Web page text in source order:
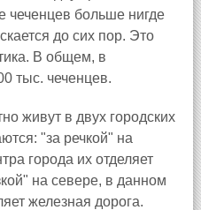
чеченцев больше нигде
до сих пор. Это
В общем, в
тыс. чеченцев.
живут в двух городских
"за речкой" на
города их отделяет
на севере, в данном
железная дорога.